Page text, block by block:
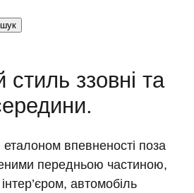
ззовні та
впевненості поза
передньою частиною,
автомобіль